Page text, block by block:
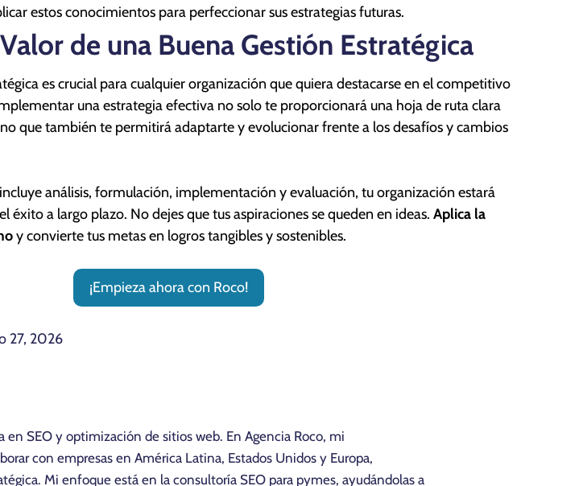
estos conocimientos para perfeccionar sus estrategias futuras.
de una Buena Gestión Estratégica
es crucial para cualquier organización que quiera destacarse en el competitivo
una estrategia efectiva no solo te proporcionará una hoja de ruta clara
que también te permitirá adaptarte y evolucionar frente a los desafíos y cambios
análisis, formulación, implementación y evaluación, tu organización estará
éxito a largo plazo. No dejes que tus aspiraciones se queden en ideas. Aplica la
y convierte tus metas en logros tangibles y sostenibles.
¡Empieza ahora con Roco!
27, 2026
SEO y optimización de sitios web. En Agencia Roco, mi
con empresas en América Latina, Estados Unidos y Europa,
Mi enfoque está en la consultoría SEO para pymes, ayudándolas a